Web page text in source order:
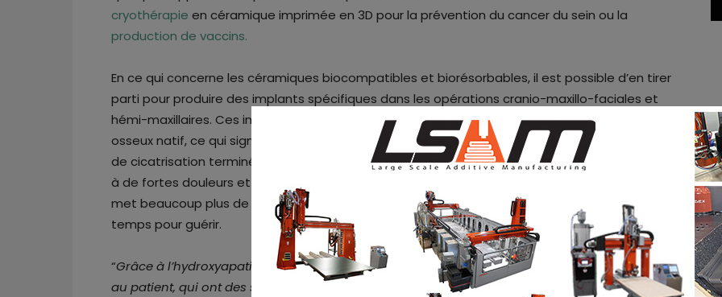
cryothérapie en céramique imprimée en 3D pour la prévention du cancer du sein ou la
production de vaccins.
En ce qui concerne les céramiques biocompatibles et biorésorbables, il est possible d’en tirer
parti pour produire des implants spécifiques dans les opérations cranio-maxillo-faciales et
hémi-maxillaires. Ces implants seront réabsorbés par l’organisme et remplacés par du tissu
osseux natif, ce qui signifie qu’il n’est pas nécessaire de retirer l’implant une fois le processus
de cicatrisation terminé, ce qui évite d’avoir à retirer l’os autologue, qui est souvent associé
à de fortes douleurs et complications. Par rapport au phosphate tricalcique, l’hydroxyapatite
met beaucoup plus de temps à être absorbée par l’organisme, ce qui lui donne plus de
temps pour guérir.
“Grâce à l’hydroxyapatite, nous pouvons fabriquer des implants biorésorbables spécifiques
au patient, qui ont des structures et des géométries de pores définies. Des combinaisons de